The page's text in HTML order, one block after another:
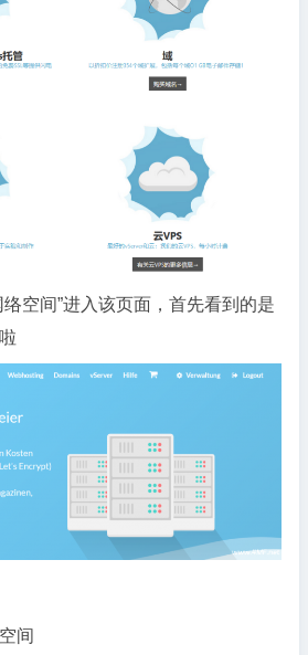
空间”进入该页面，首先看到的是
间